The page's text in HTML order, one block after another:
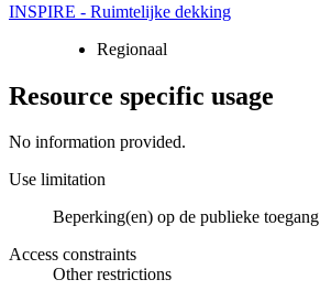
INSPIRE - Ruimtelijke dekking
Regionaal
Resource specific usage
No information provided.
Use limitation
Beperking(en) op de publieke toegang
Access constraints
Other restrictions